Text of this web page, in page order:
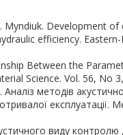
Myndiuk. Development
efficiency.
Between the
Science. Vol. 56, No
методів
виду